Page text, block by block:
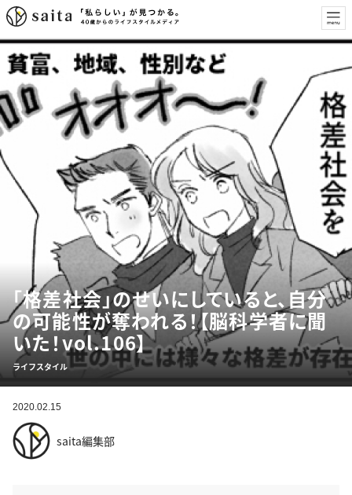
「格差社会」のせいにしていると、自分
の可能性が奪われる！【脳科学者に聞
いた！vol.106】
ライフスタイル
2020.02.15
saita編集部